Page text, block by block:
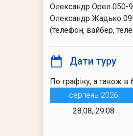
Олександр Орел 050-
Олександр Жадько
(телефон, вайбер,
Дати туру
По графіку, а також в
серпень 2026
28.08, 29.08